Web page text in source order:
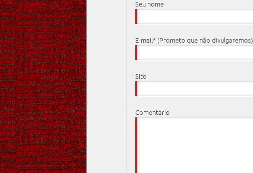
Seu nome
E-mail* (Prometo que não divulgaremos)
Site
Comentário